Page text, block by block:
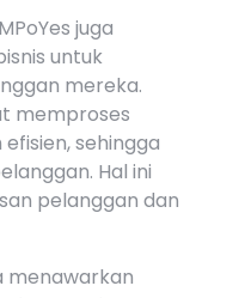
juga
untuk
mereka.
memproses
sehingga
Hal ini
pelanggan dan
menawarkan